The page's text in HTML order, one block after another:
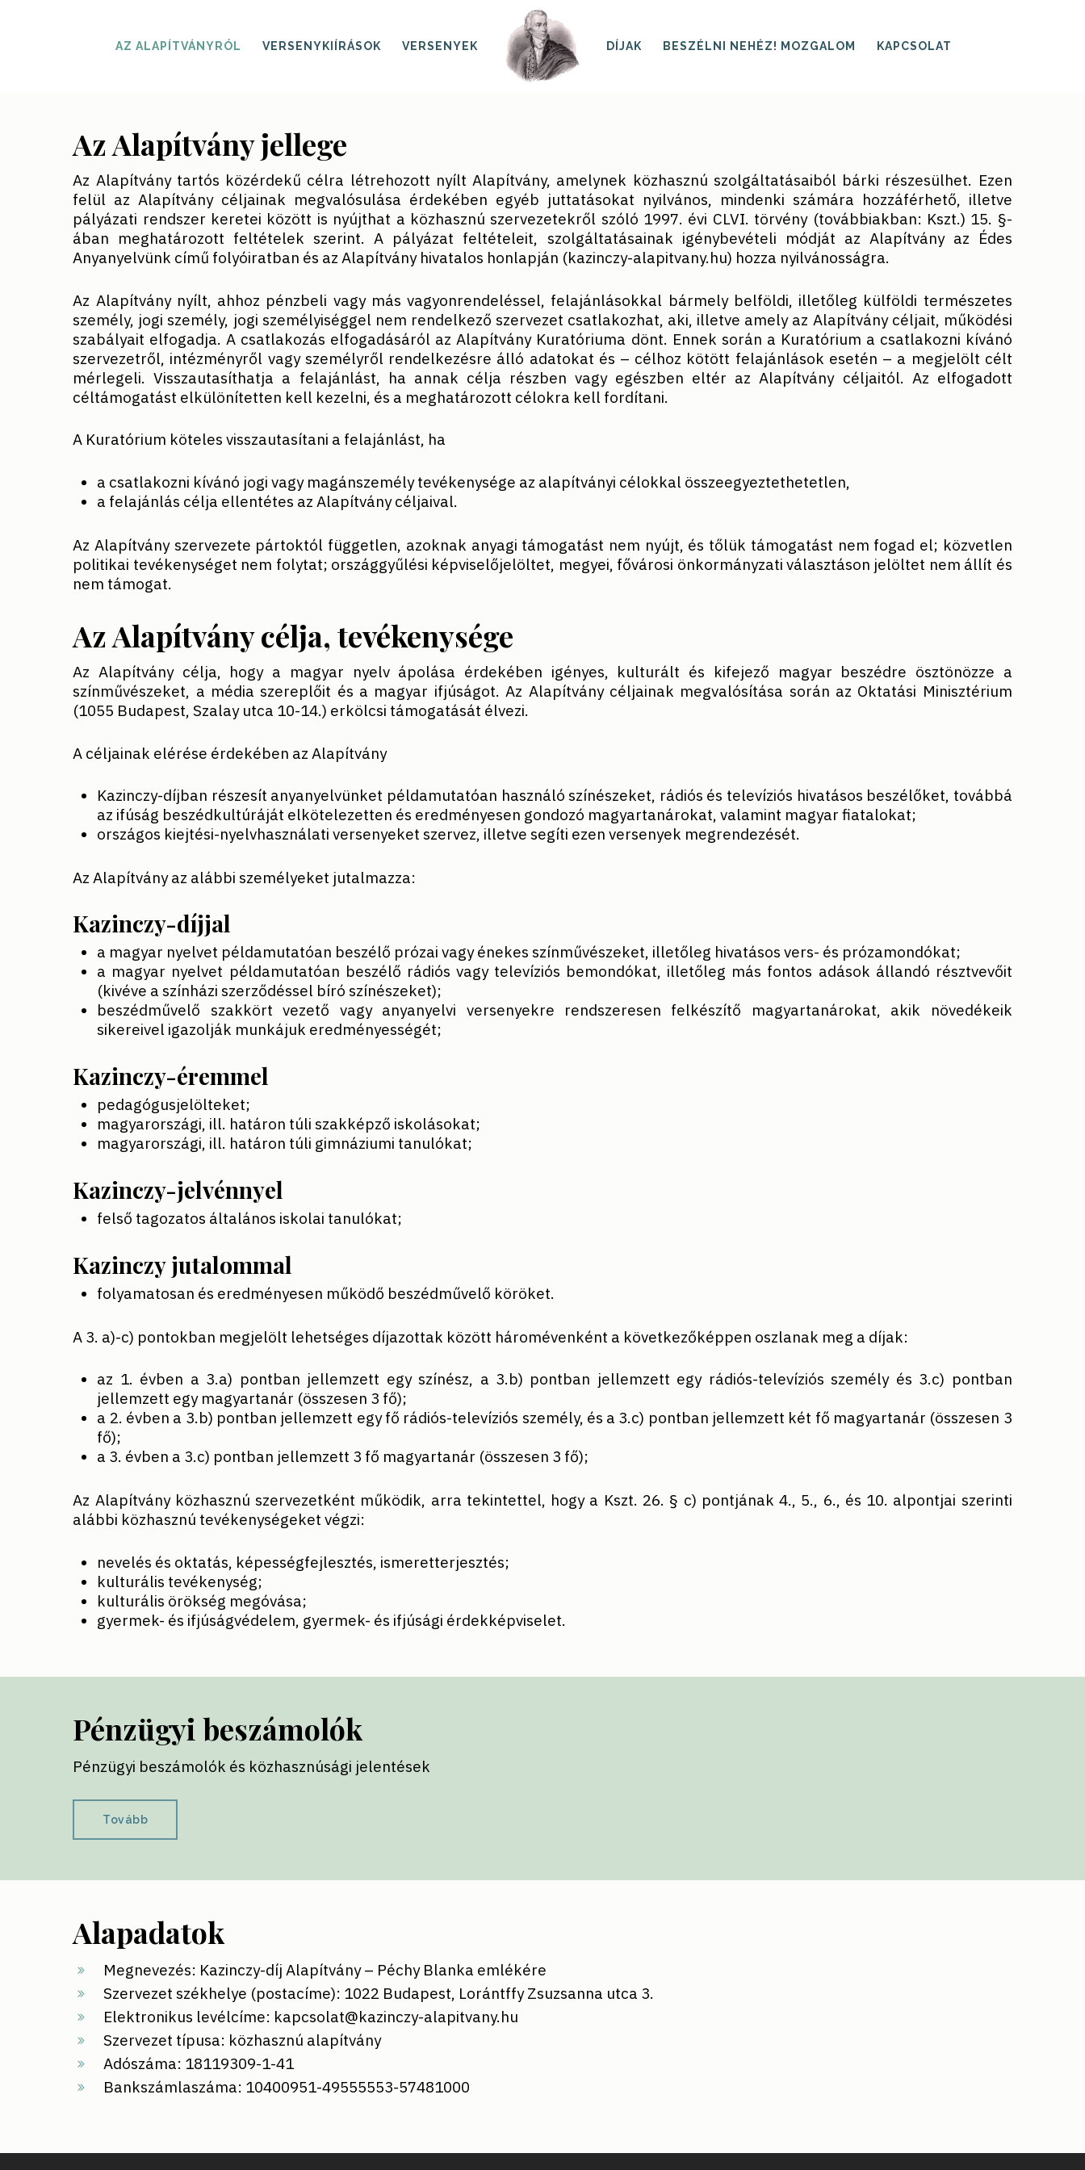
AZ ALAPÍTVÁNYRÓL VERSENYKIÍRÁSOK VERSENYEK DÍJAK BESZÉLNI NEHÉZ! MOZGALOM KAPCSOLAT
Az Alapítvány jellege
Az Alapítvány tartós közérdekű célra létrehozott nyílt Alapítvány, amelynek közhasznú szolgáltatásaiból bárki részesülhet. Ezen
felül az Alapítvány céljainak megvalósulása érdekében egyéb juttatásokat nyilvános, mindenki számára hozzáférhető, illetve
pályázati rendszer keretei között is nyújthat a közhasznú szervezetekről szóló 1997. évi CLVI. törvény (továbbiakban: Kszt.) 15. §-
ában meghatározott feltételek szerint. A pályázat feltételeit, szolgáltatásainak igénybevételi módját az Alapítvány az Édes
Anyanyelvünk című folyóiratban és az Alapítvány hivatalos honlapján (kazinczy-alapitvany.hu) hozza nyilvánosságra.
Az Alapítvány nyílt, ahhoz pénzbeli vagy más vagyonrendeléssel, felajánlásokkal bármely belföldi, illetőleg külföldi természetes
személy, jogi személy, jogi személyiséggel nem rendelkező szervezet csatlakozhat, aki, illetve amely az Alapítvány céljait, működési
szabályait elfogadja. A csatlakozás elfogadásáról az Alapítvány Kuratóriuma dönt. Ennek során a Kuratórium a csatlakozni kívánó
szervezetről, intézményről vagy személyről rendelkezésre álló adatokat és – célhoz kötött felajánlások esetén – a megjelölt célt
mérlegeli. Visszautasíthatja a felajánlást, ha annak célja részben vagy egészben eltér az Alapítvány céljaitól. Az elfogadott
céltámogatást elkülönítetten kell kezelni, és a meghatározott célokra kell fordítani.
A Kuratórium köteles visszautasítani a felajánlást, ha
a csatlakozni kívánó jogi vagy magánszemély tevékenysége az alapítványi célokkal összeegyeztethetetlen,
a felajánlás célja ellentétes az Alapítvány céljaival.
Az Alapítvány szervezete pártoktól független, azoknak anyagi támogatást nem nyújt, és tőlük támogatást nem fogad el; közvetlen
politikai tevékenységet nem folytat; országgyűlési képviselőjelöltet, megyei, fővárosi önkormányzati választáson jelöltet nem állít és
nem támogat.
Az Alapítvány célja, tevékenysége
Az Alapítvány célja, hogy a magyar nyelv ápolása érdekében igényes, kulturált és kifejező magyar beszédre ösztönözze a
színművészeket, a média szereplőit és a magyar ifjúságot. Az Alapítvány céljainak megvalósítása során az Oktatási Minisztérium
(1055 Budapest, Szalay utca 10-14.) erkölcsi támogatását élvezi.
A céljainak elérése érdekében az Alapítvány
Kazinczy-díjban részesít anyanyelvünket példamutatóan használó színészeket, rádiós és televíziós hivatásos beszélőket, továbbá
az ifúság beszédkultúráját elkötelezetten és eredményesen gondozó magyartanárokat, valamint magyar fiatalokat;
országos kiejtési-nyelvhasználati versenyeket szervez, illetve segíti ezen versenyek megrendezését.
Az Alapítvány az alábbi személyeket jutalmazza:
Kazinczy-díjjal
a magyar nyelvet példamutatóan beszélő prózai vagy énekes színművészeket, illetőleg hivatásos vers- és prózamondókat;
a magyar nyelvet példamutatóan beszélő rádiós vagy televíziós bemondókat, illetőleg más fontos adások állandó résztvevőit
(kivéve a színházi szerződéssel bíró színészeket);
beszédművelő szakkört vezető vagy anyanyelvi versenyekre rendszeresen felkészítő magyartanárokat, akik növedékeik
sikereivel igazolják munkájuk eredményességét;
Kazinczy-éremmel
pedagógusjelölteket;
magyarországi, ill. határon túli szakképző iskolásokat;
magyarországi, ill. határon túli gimnáziumi tanulókat;
Kazinczy-jelvénnyel
felső tagozatos általános iskolai tanulókat;
Kazinczy jutalommal
folyamatosan és eredményesen működő beszédművelő köröket.
A 3. a)-c) pontokban megjelölt lehetséges díjazottak között háromévenként a következőképpen oszlanak meg a díjak:
az 1. évben a 3.a) pontban jellemzett egy színész, a 3.b) pontban jellemzett egy rádiós-televíziós személy és 3.c) pontban
jellemzett egy magyartanár (összesen 3 fő);
a 2. évben a 3.b) pontban jellemzett egy fő rádiós-televíziós személy, és a 3.c) pontban jellemzett két fő magyartanár (összesen 3
fő);
a 3. évben a 3.c) pontban jellemzett 3 fő magyartanár (összesen 3 fő);
Az Alapítvány közhasznú szervezetként működik, arra tekintettel, hogy a Kszt. 26. § c) pontjának 4., 5., 6., és 10. alpontjai szerinti
alábbi közhasznú tevékenységeket végzi:
nevelés és oktatás, képességfejlesztés, ismeretterjesztés;
kulturális tevékenység;
kulturális örökség megóvása;
gyermek- és ifjúságvédelem, gyermek- és ifjúsági érdekképviselet.
Pénzügyi beszámolók
Pénzügyi beszámolók és közhasznúsági jelentések
Tovább
Alapadatok
Megnevezés: Kazinczy-díj Alapítvány – Péchy Blanka emlékére
Szervezet székhelye (postacíme): 1022 Budapest, Lorántffy Zsuzsanna utca 3.
Elektronikus levélcíme: kapcsolat@kazinczy-alapitvany.hu
Szervezet típusa: közhasznú alapítvány
Adószáma: 18119309-1-41
Bankszámlaszáma: 10400951-49555553-57481000